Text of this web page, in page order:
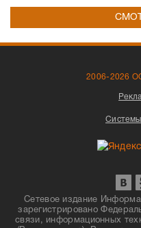
2006-2026
Сетевое издание
зарегистрировано
связи, информационных